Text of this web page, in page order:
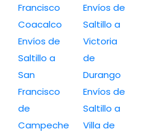
Francisco
Coacalco
Envíos de
Saltillo a
San
Francisco
de
Campeche
Envíos de
Saltillo a
Victoria
de
Durango
Envíos de
Saltillo a
Villa de